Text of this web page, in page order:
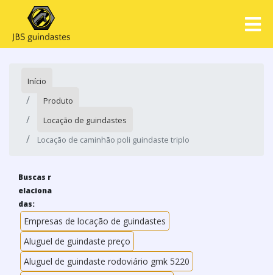
Início
Produto
Locação de guindastes
Locação de caminhão poli guindaste triplo
Buscas r
elaciona
das:
Empresas de locação de guindastes
Aluguel de guindaste preço
Aluguel de guindaste rodoviário gmk 5220